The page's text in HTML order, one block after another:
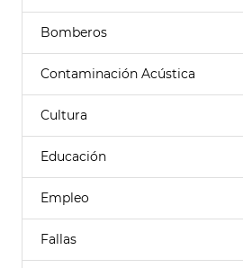
Bomberos
Contaminación Acústica
Cultura
Educación
Empleo
Fallas